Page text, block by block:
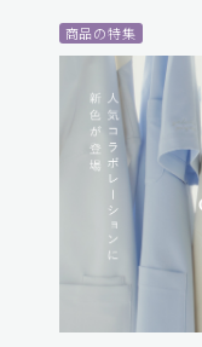
商品の特集